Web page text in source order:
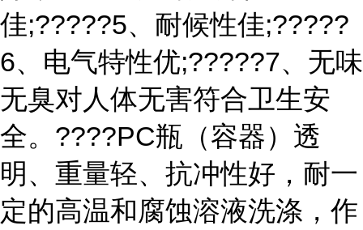
佳;?????5、耐候性佳;?????
6、电气特性优;?????7、无味
无臭对人体无害符合卫生安
全。????PC瓶（容器）透
明、重量轻、抗冲性好，耐一
定的高温和腐蚀溶液洗涤，作